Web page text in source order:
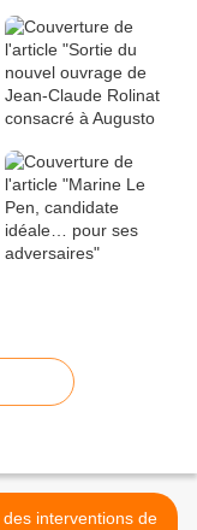
des interventions de